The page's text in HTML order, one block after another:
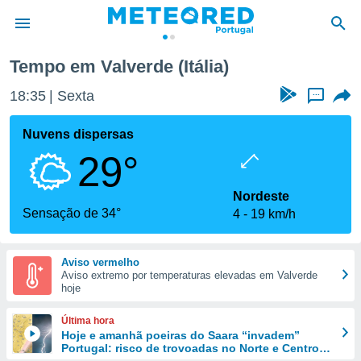
da
foi
fornecidas
a este
das
e
forma
digital
Tempo em Valverde (Itália)
18:35 Sexta ...
Nuvens dispersas
29°
Sensação de 34°
Nordeste
4
19 km/h
Aviso vermelho
Aviso extremo por temperaturas elevadas em Valverde
hoje
Última hora
Hoje e amanhã poeiras do Saara “invadem”
Portugal: risco de trovoadas no Norte e Centro